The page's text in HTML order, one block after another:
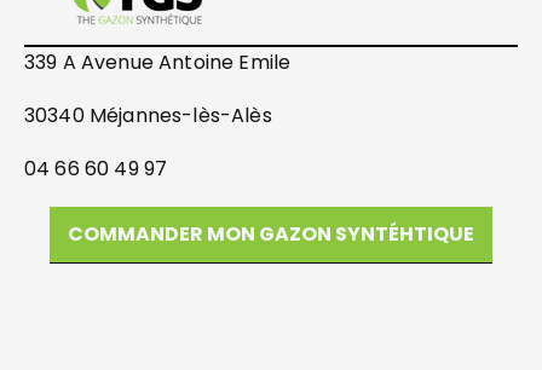
339 A Avenue Antoine Emile
30340 Méjannes-lès-Alès
04 66 60 49 97
COMMANDER MON GAZON SYNTÉHTIQUE